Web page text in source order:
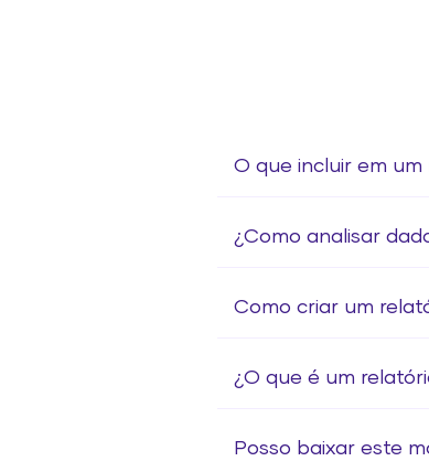
O que incluir em
¿Como analisar
Como criar um
¿O que é um
Posso baixar este